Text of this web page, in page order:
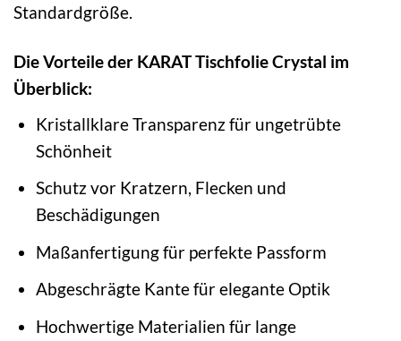
Standardgröße.
Die Vorteile der KARAT Tischfolie Crystal im
Überblick:
Kristallklare Transparenz für ungetrübte
Schönheit
Schutz vor Kratzern, Flecken und
Beschädigungen
Maßanfertigung für perfekte Passform
Abgeschrägte Kante für elegante Optik
Hochwertige Materialien für lange